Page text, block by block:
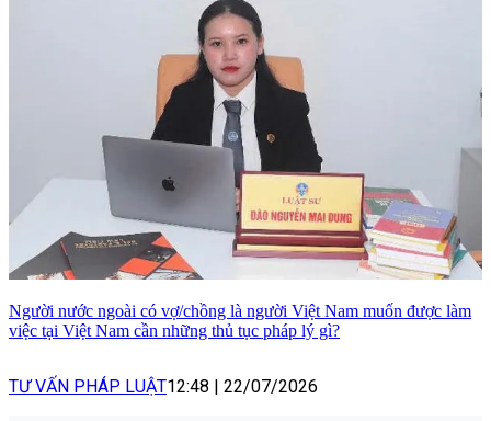
Người nước ngoài có vợ/chồng là người Việt Nam muốn được làm
việc tại Việt Nam cần những thủ tục pháp lý gì?
TƯ VẤN PHÁP LUẬT12:48 22/07/2026